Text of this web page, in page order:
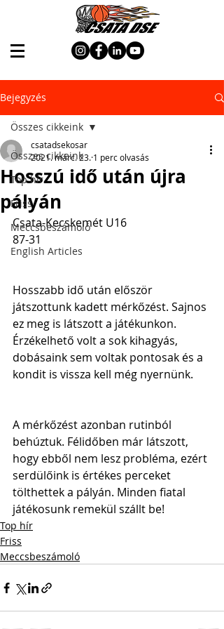
Bejegyzés
Összes cikkeink
Top hír
Friss
Meccsbeszámoló
English Articles
Összes cikkeink
Hosszú idő után újra
pályán
csatadsekosar
2021. márc. 23. 1 perc olvasás
Csata-Kecskemét U16
87-31
Hosszabb idő után először
játszottunk kadett mérkőzést. Sajnos
ez meg is látszott a játékunkon.
Érzékelhető volt a sok kihagyás,
dobásaink sem voltak pontosak és a
kondit is vissza kell még nyernünk.
A mérkőzést azonban rutinból
behúztuk. Félidőben már látszott,
hogy ebből nem lesz probléma, ezért
serdülőink is értékes perceket
tölthettek a pályán. Minden fiatal
játékosunk remekül szállt be!
Top hír
Friss
Meccsbeszámoló